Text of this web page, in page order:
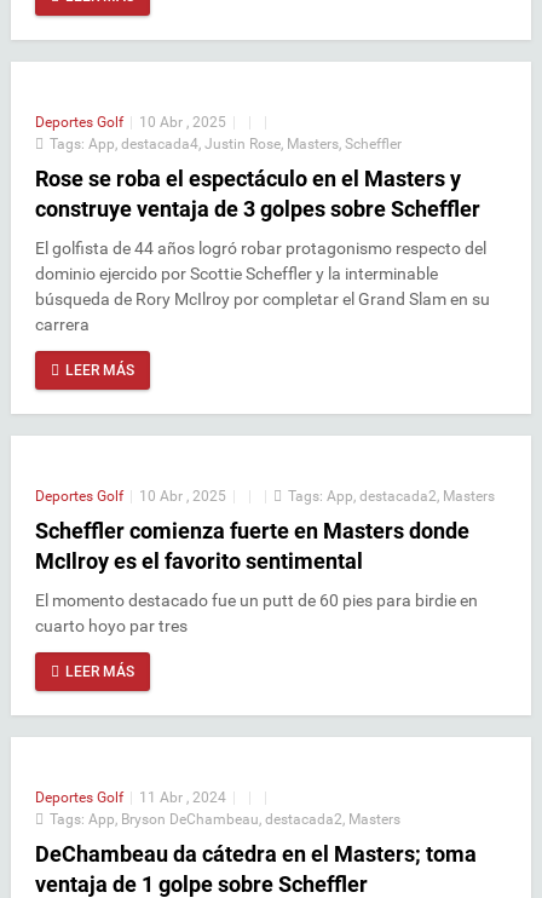
Deportes Golf | 10 Abr , 2025 | |
|
Tags: App destacada4 Justin Rose Masters Scheffler
Rose se roba el espectáculo en el Masters y
construye ventaja de 3 golpes sobre Scheffler
El golfista de 44 años logró robar protagonismo respecto del
dominio ejercido por Scottie Scheffler y la interminable
búsqueda de Rory McIlroy por completar el Grand Slam en su
carrera
LEER MÁS
Deportes Golf | 10 Abr , 2025 | | | Tags: App destacada2 Masters
Scheffler comienza fuerte en Masters donde
McIlroy es el favorito sentimental
El momento destacado fue un putt de 60 pies para birdie en
cuarto hoyo par tres
LEER MÁS
Deportes Golf | 11 Abr , 2024 | |
|
Tags: App Bryson DeChambeau destacada2 Masters
DeChambeau da cátedra en el Masters; toma
ventaja de 1 golpe sobre Scheffler